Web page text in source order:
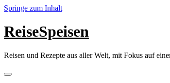
Springe zum Inhalt
ReiseSpeisen
Reisen und Rezepte aus aller Welt, mit Fokus auf